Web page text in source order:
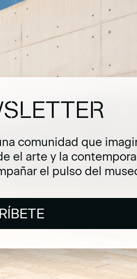
comunidad que
el arte y la
el pulso del